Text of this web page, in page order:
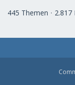
445 Themen 2.817